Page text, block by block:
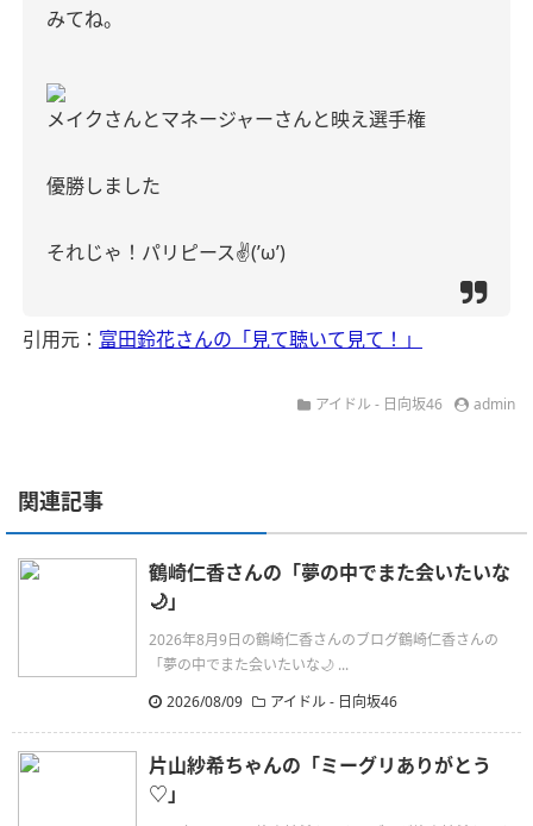
みてね。
メイクさんとマネージャーさんと映え選手権
優勝しました
それじゃ！パリピース✌(’ω’)
引用元： 富田鈴花さんの「見て聴いて見て！」
アイドル - 日向坂46 admin
関連記事
鶴崎仁香さんの「夢の中でまた会いたいな
🌙」
2026年8月9日の鶴崎仁香さんのブログ鶴崎仁香さんの
「夢の中でまた会いたいな🌙 ...
2026/08/09
アイドル - 日向坂46
片山紗希ちゃんの「ミーグリありがとう
♡」